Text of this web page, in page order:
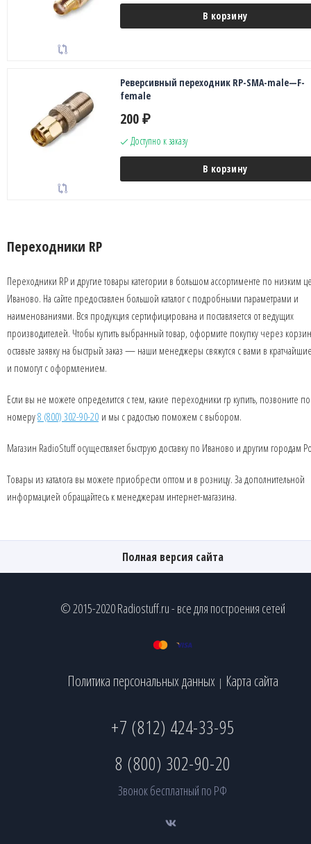
В корзину
Реверсивный переходник RP-SMA-male—F-
female
200 ₽
Доступно к заказу
В корзину
Переходники RP
Переходники RP и другие товары категории в большом ассортименте по низким
Иваново. На сайте предоставлен большой каталог с подробными параметрами и
наименованиями. Вся продукция сертифицирована и поставляется от ведущих
производителей. Чтобы купить выбранный товар, оформите покупку через
оставьте заявку на быстрый заказ — наши менеджеры свяжутся с вами в
и помогут с оформлением.
Если вы не можете определится с тем, какие переходники rp купить, позвоните по
номеру8 (800) 302-90-20 и мы с радостью поможем с выбором.
Магазин RadioStuff осуществляет быструю доставку по Иваново и другим городам
Товары из каталога вы можете приобрести оптом и в розницу. За дополнительной
информацией обращайтесь к менеджерам интернет-магазина.
Полная версия сайта
© 2015-2020 Radiostuff.ru - все для построения сетей
Политика персональных данных | Карта сайта
+7 (812) 424-33-95
8 (800) 302-90-20
Звонок бесплатный по РФ